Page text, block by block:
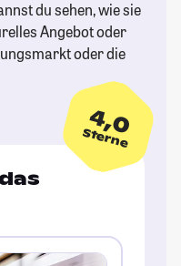
du sehen, wie sie
Angebot oder
oder die
4,0
Sterne